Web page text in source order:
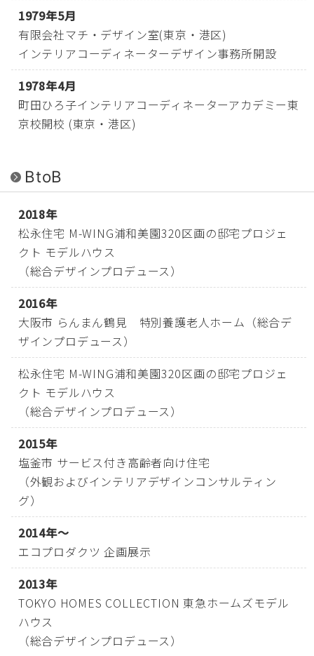
1979年5月
有限会社マチ・デザイン室(東京・港区)
インテリアコーディネーターデザイン事務所開設
1978年4月
町田ひろ子インテリアコーディネーターアカデミー東
京校開校 (東京・港区)
BtoB
2018年
松永住宅 M-WING浦和美園320区画の邸宅プロジェ
クト モデルハウス
（総合デザインプロデュース）
2016年
大阪市 らんまん鶴見 特別養護老人ホーム（総合デ
ザインプロデュース）
松永住宅 M-WING浦和美園320区画の邸宅プロジェ
クト モデルハウス
（総合デザインプロデュース）
2015年
塩釜市 サービス付き高齢者向け住宅
（外観およびインテリアデザインコンサルティン
グ）
2014年～
エコプロダクツ 企画展示
2013年
TOKYO HOMES COLLECTION 東急ホームズモデル
ハウス
（総合デザインプロデュース）